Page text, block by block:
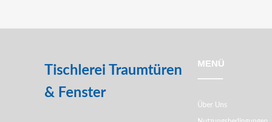
Tischlerei Traumtüren
& Fenster
MENÜ
Über Uns